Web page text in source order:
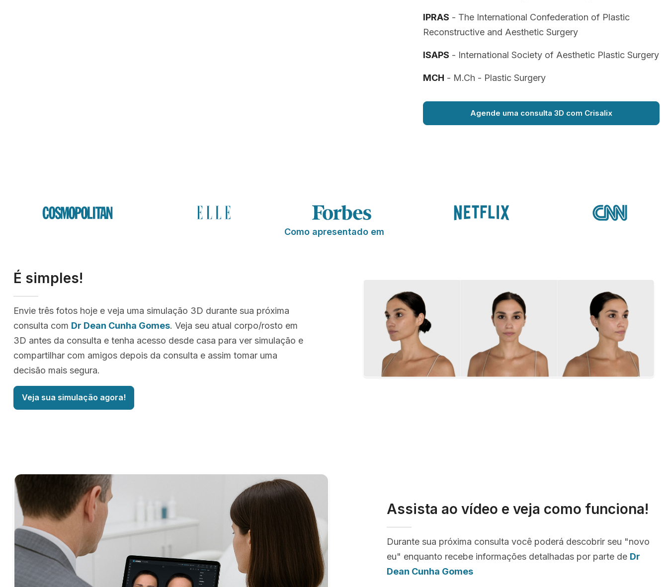
IPRAS - The International Confederation of Plastic
Reconstructive and Aesthetic Surgery
ISAPS - International Society of Aesthetic Plastic Surgery
MCH - M.Ch - Plastic Surgery
Agende uma consulta 3D com Crisalix
Como apresentado em
É simples!
Envie três fotos hoje e veja uma simulação 3D durante sua próxima
consulta com Dr Dean Cunha Gomes. Veja seu atual corpo/rosto em
3D antes da consulta e tenha acesso desde casa para ver simulação e
compartilhar com amigos depois da consulta e assim tomar uma
decisão mais segura.
Veja sua simulação agora!
Assista ao vídeo e veja como funciona!
Durante sua próxima consulta você poderá descobrir seu "novo
eu" enquanto recebe informações detalhadas por parte de Dr
Dean Cunha Gomes